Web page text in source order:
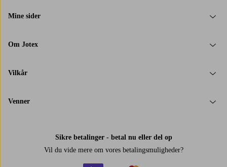
Mine sider
Om Jotex
Vilkår
Venner
Sikre betalinger - betal nu eller del op
Vil du vide mere om vores betalingsmuligheder?